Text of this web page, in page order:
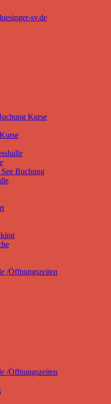
sv.de
Kurse
See Buchung
/Öffnungszeiten
/Öffnungszeiten